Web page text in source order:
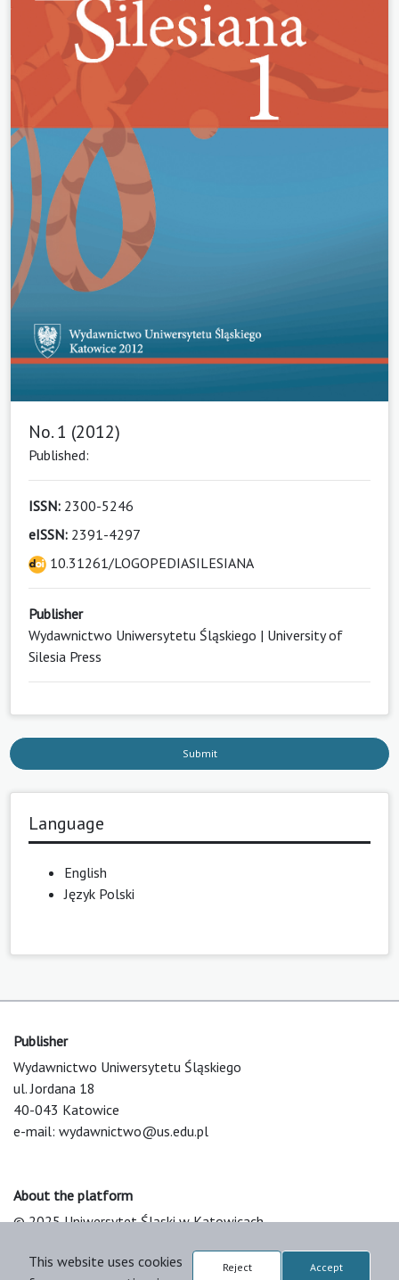
No. 1 (2012)
Published:
ISSN: 2300-5246
eISSN: 2391-4297
10.31261/LOGOPEDIASILESIANA
Publisher
Wydawnictwo Uniwersytetu Śląskiego | University of
Silesia Press
Submit
Language
English
Język Polski
Publisher
Wydawnictwo Uniwersytetu Śląskiego
ul. Jordana 18
40-043 Katowice
e-mail: wydawnictwo@us.edu.pl
About the platform
© 2025 Uniwersytet Śląski w Katowicach
Platform & Workflow by OJS/PKP
This website uses cookies
Reject Accept